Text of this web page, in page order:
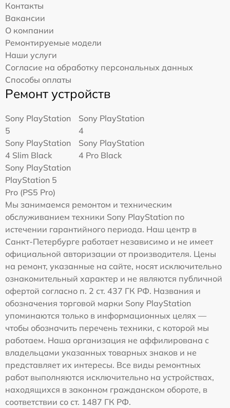
Контакты
Вакансии
О компании
Ремонтируемые модели
Наши услуги
Согласие на обработку персональных данных
Способы оплаты
Ремонт устройств
Sony PlayStation
5
Sony PlayStation
4
Sony PlayStation
4 Slim Black
Sony PlayStation
4 Pro Black
Sony PlayStation
PlayStation 5
Pro (PS5 Pro)
Мы занимаемся ремонтом и техническим
обслуживанием техники Sony PlayStation по
истечении гарантийного периода. Наш центр в
Санкт-Петербурге работает независимо и не имеет
официальной авторизации от производителя. Цены
на ремонт, указанные на сайте, носят исключительно
ознакомительный характер и не являются публичной
офертой согласно п. 2 ст. 437 ГК РФ. Названия и
обозначения торговой марки Sony PlayStation
упоминаются только в информационных целях —
чтобы обозначить перечень техники, с которой мы
работаем. Наша организация не аффилирована с
владельцами указанных товарных знаков и не
представляет их интересы. Все виды ремонтных
работ выполняются исключительно на устройствах,
находящихся в законном гражданском обороте, в
соответствии со ст. 1487 ГК РФ.